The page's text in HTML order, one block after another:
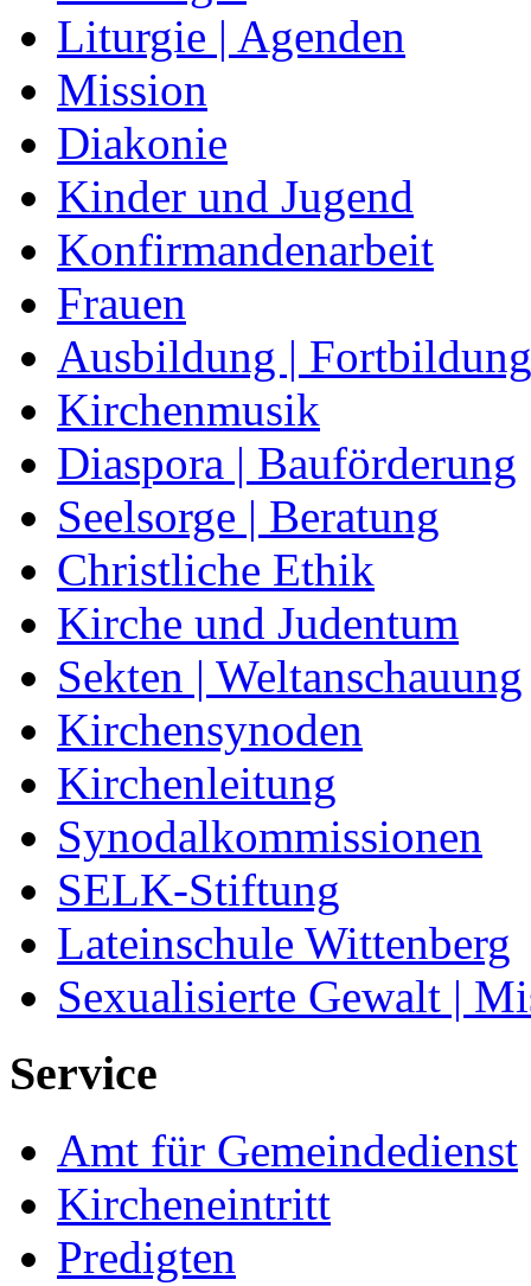
Liturgie | Agenden
Mission
Diakonie
Kinder und Jugend
Konfirmandenarbeit
Frauen
Ausbildung | Fortbildung
Kirchenmusik
Diaspora | Bauförderung
Seelsorge | Beratung
Christliche Ethik
Kirche und Judentum
Sekten | Weltanschauung
Kirchensynoden
Kirchenleitung
Synodalkommissionen
SELK-Stiftung
Lateinschule Wittenberg
Sexualisierte Gewalt |
Service
Amt für Gemeindedienst
Kircheneintritt
Predigten